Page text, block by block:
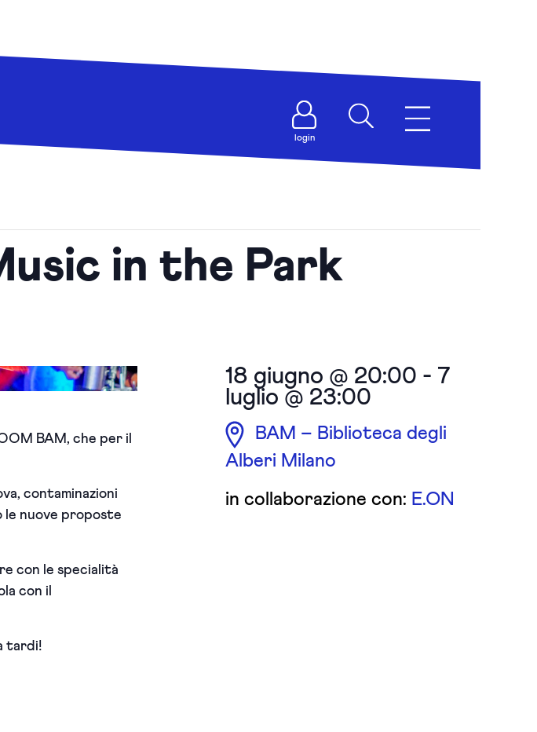
login
in the Park
BAM, che per il
contaminazioni
le nuove proposte
con le specialità
con il
tardi!
18 giugno @ 20:00 - 7
luglio @ 23:00
BAM – Biblioteca degli
Alberi Milano
in collaborazione con: E.ON